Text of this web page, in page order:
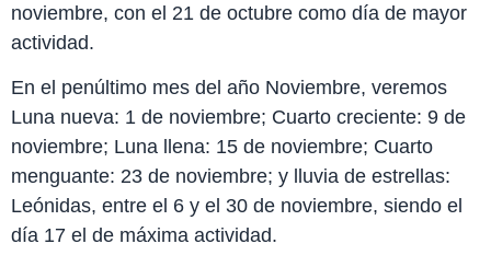
noviembre, con el 21 de octubre como día de mayor
actividad.
En el penúltimo mes del año Noviembre, veremos
Luna nueva: 1 de noviembre; Cuarto creciente: 9 de
noviembre; Luna llena: 15 de noviembre; Cuarto
menguante: 23 de noviembre; y lluvia de estrellas:
Leónidas, entre el 6 y el 30 de noviembre, siendo el
día 17 el de máxima actividad.